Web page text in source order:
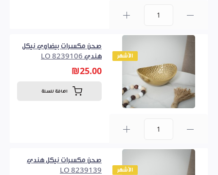
الأشهر
صحن مكسرات بيضاوي نيكل
هندي LO 8239106
₪25.00
اضافة للسلة
الأشهر
صحن مكسرات نيكل هندي
LO 8239139